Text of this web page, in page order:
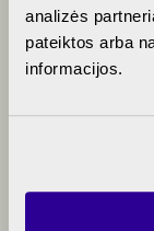
analizės
pateiktos arba
informacijos.
+370